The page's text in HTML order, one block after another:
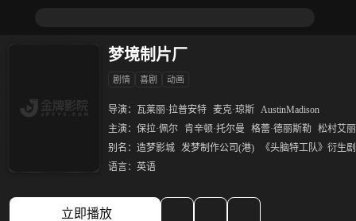
梦境制片厂
剧情 喜剧 动画
导演： 瓦莱丽·拉普安特 麦克·琼斯 AustinMadison
主演： 保拉·佩尔 肯辛顿·托尔曼 格蕾·德丽斯勒 松村艾丽
别名： 造梦影城 发梦制作公司(港)
《头脑特工队》衍生剧
语言： 英语
立即播放